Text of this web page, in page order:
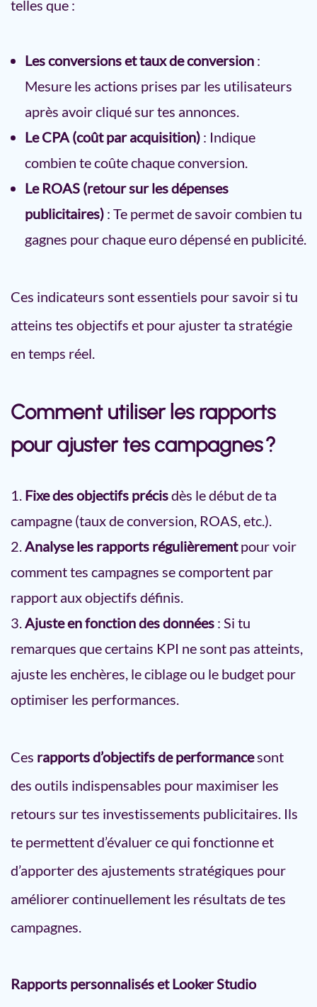
telles que :
Les conversions et taux de conversion :
Mesure les actions prises par les utilisateurs
après avoir cliqué sur tes annonces.
Le CPA (coût par acquisition) : Indique
combien te coûte chaque conversion.
Le ROAS (retour sur les dépenses
publicitaires) : Te permet de savoir combien tu
gagnes pour chaque euro dépensé en publicité.
Ces indicateurs sont essentiels pour savoir si tu
atteins tes objectifs et pour ajuster ta stratégie
en temps réel.
Comment utiliser les rapports
pour ajuster tes campagnes ?
Fixe des objectifs précisdès le début de ta
campagne (taux de conversion, ROAS, etc.).
Analyse les rapports régulièrementpour voir
comment tes campagnes se comportent par
rapport aux objectifs définis.
Ajuste en fonction des données : Si tu
remarques que certains KPI ne sont pas atteints,
ajuste les enchères, le ciblage ou le budget pour
optimiser les performances.
Ces rapports d’objectifs de performancesont
des outils indispensables pour maximiser les
retours sur tes investissements publicitaires. Ils
te permettent d’évaluer ce qui fonctionne et
d’apporter des ajustements stratégiques pour
améliorer continuellement les résultats de tes
campagnes.
Rapports personnalisés et Looker Studio